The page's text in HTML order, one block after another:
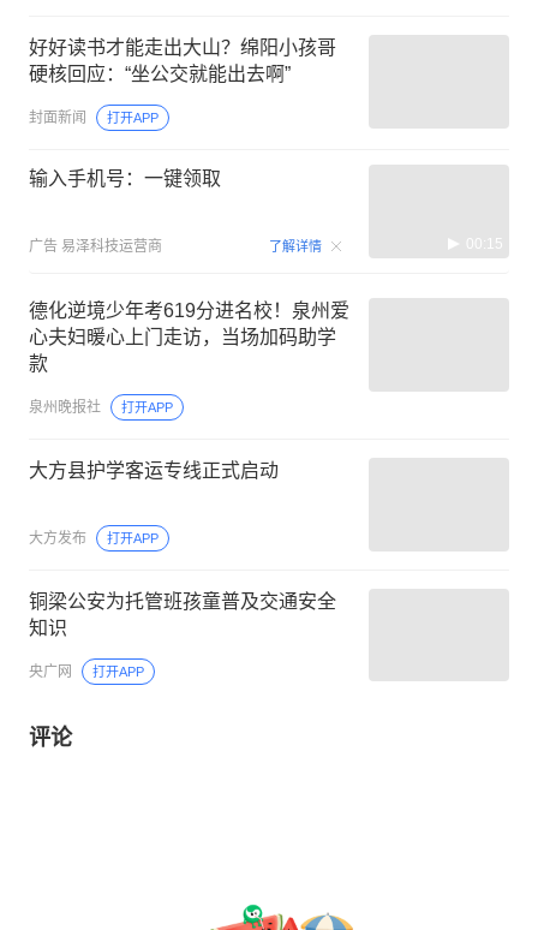
好好读书才能走出大山？绵阳小孩哥
硬核回应：“坐公交就能出去啊”
封面新闻 打开APP
输入手机号：一键领取
广告 易泽科技运营商 了解详情 00:15
德化逆境少年考619分进名校！泉州爱
心夫妇暖心上门走访，当场加码助学
款
泉州晚报社 打开APP
大方县护学客运专线正式启动
大方发布 打开APP
铜梁公安为托管班孩童普及交通安全
知识
央广网 打开APP
评论